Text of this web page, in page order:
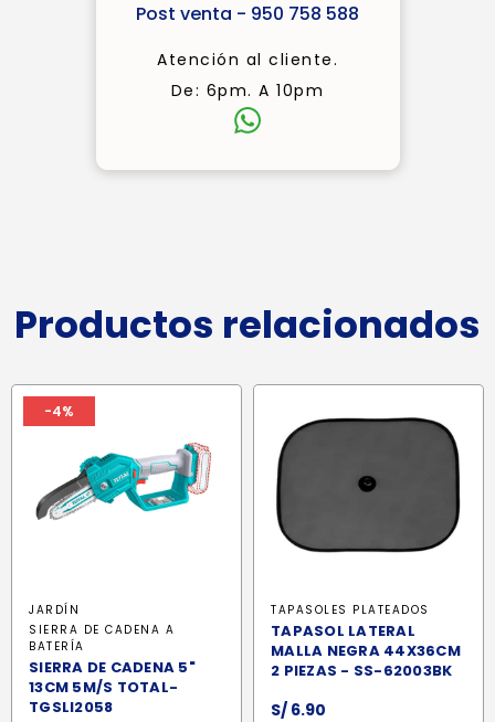
Post venta - 950 758 588
Atención al cliente.
De: 6pm. A 10pm
Productos relacionados
-4%
JARDÍN
SIERRA DE CADENA A
BATERÍA
SIERRA DE CADENA 5"
13CM 5M/S TOTAL-
TGSLI2058
TAPASOLES PLATEADOS
TAPASOL LATERAL
MALLA NEGRA 44X36CM
2 PIEZAS - SS-62003BK
S/ 6.90